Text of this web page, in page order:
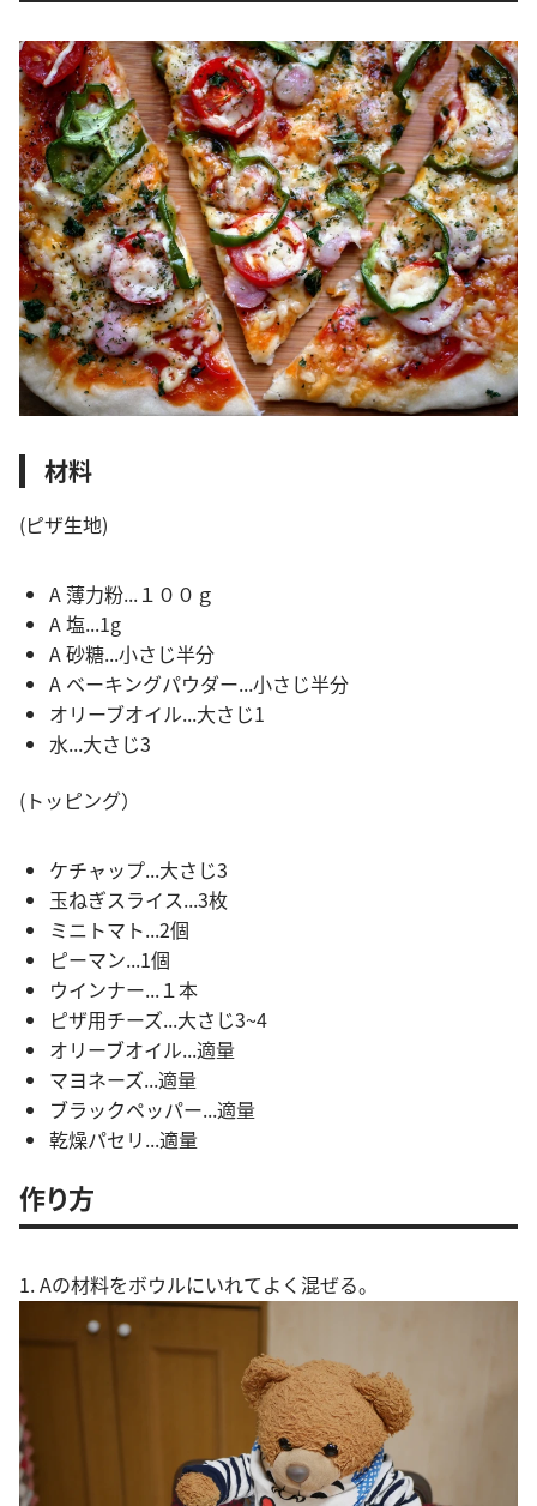
材料
(ピザ生地)
A 薄力粉...１００ｇ
A 塩...1g
A 砂糖...小さじ半分
A ベーキングパウダー...小さじ半分
オリーブオイル...大さじ1
水...大さじ3
(トッピング）
ケチャップ...大さじ3
玉ねぎスライス...3枚
ミニトマト...2個
ピーマン...1個
ウインナー...１本
ピザ用チーズ...大さじ3~4
オリーブオイル...適量
マヨネーズ...適量
ブラックペッパー...適量
乾燥パセリ...適量
作り方
1. Aの材料をボウルにいれてよく混ぜる。